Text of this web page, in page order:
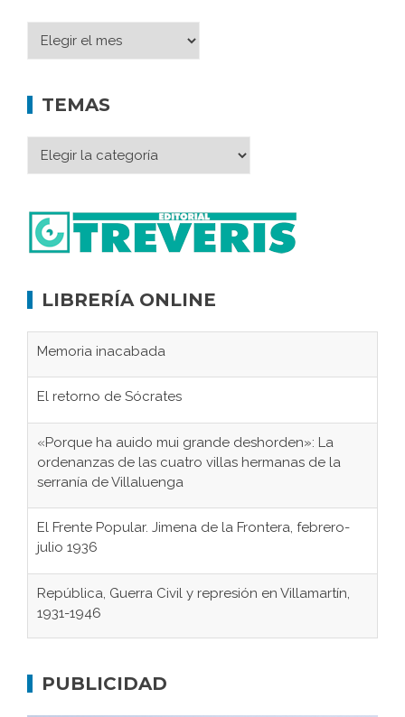
TEMAS
LIBRERÍA ONLINE
Memoria inacabada
El retorno de Sócrates
«Porque ha auido mui grande deshorden»: La
ordenanzas de las cuatro villas hermanas de la
serranía de Villaluenga
El Frente Popular. Jimena de la Frontera, febrero-
julio 1936
República, Guerra Civil y represión en Villamartín,
1931-1946
concentración nazis
PUBLICIDAD